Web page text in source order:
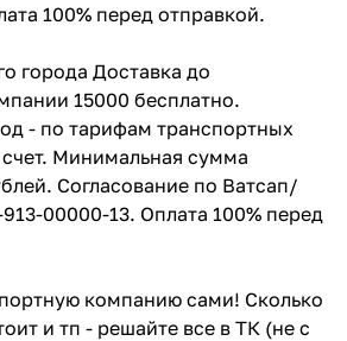
100% перед отправкой.
города Доставка до
15000 бесплатно.
- по тарифам транспортных
Минимальная сумма
Согласование по Ватсап/
00000-13. Оплата 100% перед
компанию сами! Сколько
и тп - решайте все в ТК (не с